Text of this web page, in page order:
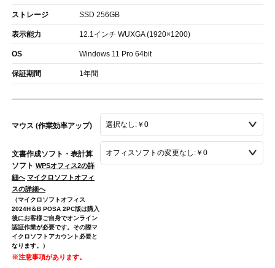
ストレージ SSD 256GB
表示能力 12.1インチ WUXGA (1920×1200)
OS Windows 11 Pro 64bit
保証期間 1年間
マウス (作業効率アップ)
文書作成ソフト・表計算
ソフト WPSオフィス2の詳
細へ マイクロソフトオフィ
スの詳細へ
（マイクロソフトオフィス
2024H＆B POSA 2PC版は購入
後にお客様ご自身でオンライン
認証作業が必要です。その際マ
イクロソフトアカウント必要と
なります。）
※注意事項があります。